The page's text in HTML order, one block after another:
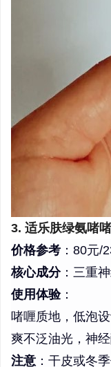
3. 适乐肤绿氨啫
价格参考 ：80元/
核心成分：三重
使用体验：
啫喱质地，低泡
爽不泛油光，神
注意 ：干皮或冬